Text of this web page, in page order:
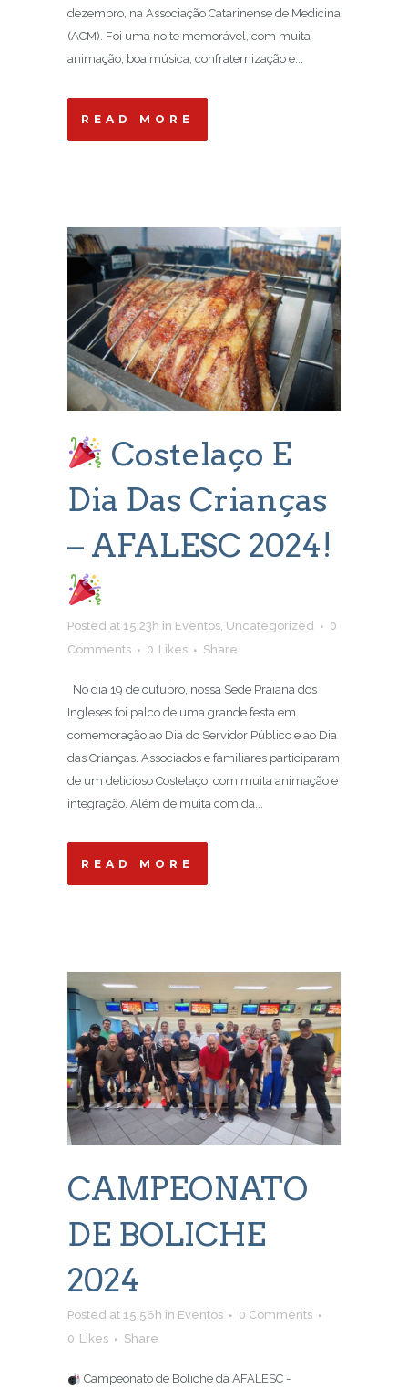
dezembro, na Associação Catarinense de Medicina
(ACM). Foi uma noite memorável, com muita
animação, boa música, confraternização e...
READ MORE
Costelaço E
Dia Das Crianças
– AFALESC 2024!
Posted at 15:23h in Eventos Uncategorized
0
Comments
0 Likes Share
No dia 19 de outubro, nossa Sede Praiana dos
Ingleses foi palco de uma grande festa em
comemoração ao Dia do Servidor Público e ao Dia
das Crianças. Associados e familiares participaram
de um delicioso Costelaço, com muita animação e
integração. Além de muita comida...
READ MORE
CAMPEONATO
DE BOLICHE
2024
Posted at 15:56h in Eventos
0 Comments
0 Likes Share
Campeonato de Boliche da AFALESC -